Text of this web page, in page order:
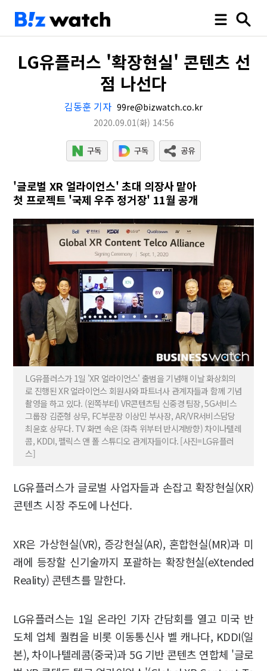
LG유플러스 '확장현실' 콘텐츠 선
점 나선다
김동훈 기자 99re@bizwatch.co.kr
2020.09.01(화) 14:56
'글로벌 XR 얼라이언스' 초대 의장사 맡아
첫 프로젝트 '국제 우주 정거장' 11월 공개
LG유플러스가 1일 'XR 얼라이언스' 출범을 기념해 이날 화상회의
로 진행된 XR 얼라이언스 회원사와 파트너사 관계자들과 함께 기념
촬영을 하고 있다. (왼쪽부터) VR콘텐츠팀 신중경 팀장, 5G서비스
그룹장 김준형 상무, FC부문장 이상민 부사장, AR/VR서비스담당
최윤호 상무다. TV 화면 속은 (좌측 위부터 반시계방향) 차이나텔레
콤, KDDI, 펠릭스 앤 폴 스튜디오 관계자들이다. [사진=LG유플러
스]
LG유플러스가 글로벌 사업자들과 손잡고 확장현실(XR)
콘텐츠 시장 주도에 나선다.
XR은 가상현실(VR), 증강현실(AR), 혼합현실(MR)과 미
래에 등장할 신기술까지 포괄하는 확장현실(eXtended
Reality) 콘텐츠를 말한다.
LG유플러스는 1일 온라인 기자 간담회를 열고 미국 반
도체 업체 퀄컴을 비롯 이동통신사 벨 캐나다, KDDI(일
본), 차이나텔레콤(중국)과 5G 기반 콘텐츠 연합체 '글로